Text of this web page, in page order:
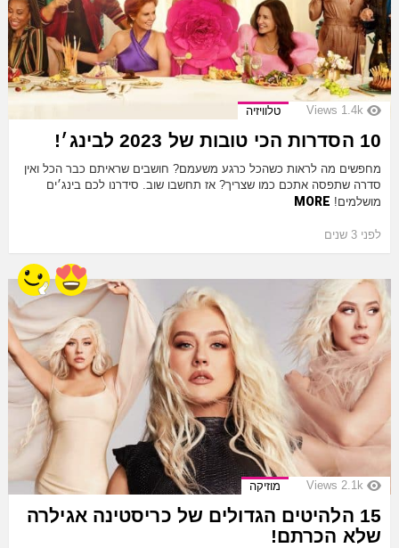
1.4k
Views טלוויזיה
10 הסדרות הכי טובות של 2023 לבינג׳!
מחפשים מה לראות כשהכל כרגע משעמם? חושבים שראיתם כבר הכל ואין
סדרה שתפסה אתכם כמו שצריך? אז תחשבו שוב. סידרנו לכם בינג׳ים
מושלמים! MORE
לפני 3 שנים
2.1k
Views מוזיקה
15 הלהיטים הגדולים של כריסטינה אגילרה
שלא הכרתם!